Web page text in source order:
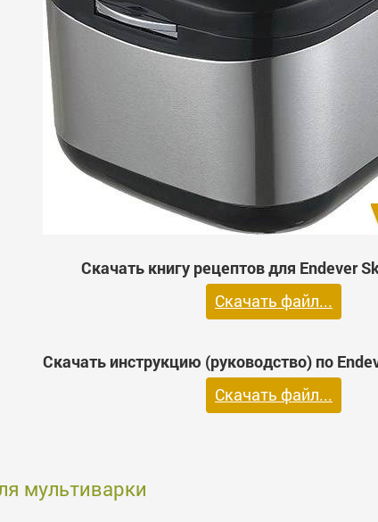
Скачать книгу рецептов для Endever
Скачать файл...
Скачать инструкцию (руководство) по
Скачать файл...
мультиварки